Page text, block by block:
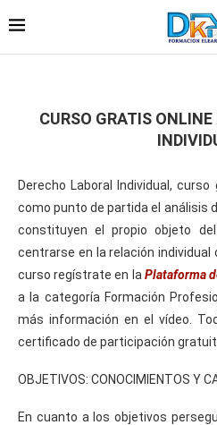
CURSO GRATIS
Derecho Laboral Individual,
como punto de partida el análisis
constituyen el propio objeto
centrarse en la relación
curso regístrate en la Plataforma
a la categoría Formación
más información en el vídeo.
certificado de participación
OBJETIVOS: CONOCIMIENTOS Y
En cuanto a los objetivos